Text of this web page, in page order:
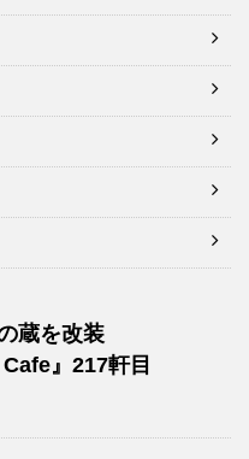
蔵を改装
』217軒目